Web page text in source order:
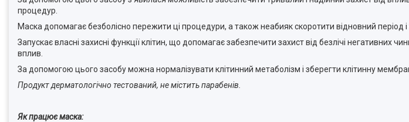
процедур.
Маска допомагає безболісно пережити ці процедури, а також неабияк скоротити відновний період і
Запускає власні захисні функції клітин, що допомагає забезпечити захист від безлічі негативних
вплив.
За допомогою цього засобу можна нормалізувати клітинний метаболізм і зберегти клітинну
Продукт дерматологічно тестований, не містить парабенів.
Як працює маска: